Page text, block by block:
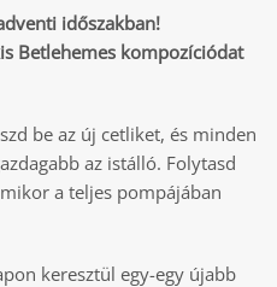
időszakban!
Betlehemes kompozíciódat
be az új cetliket, és minden
az istálló. Folytasd
a teljes pompájában
keresztül egy-egy újabb